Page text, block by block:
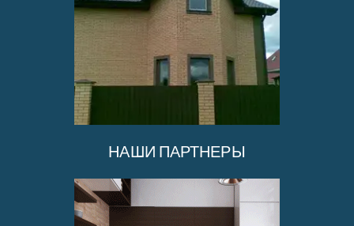
НАШИ ПАРТНЕРЫ